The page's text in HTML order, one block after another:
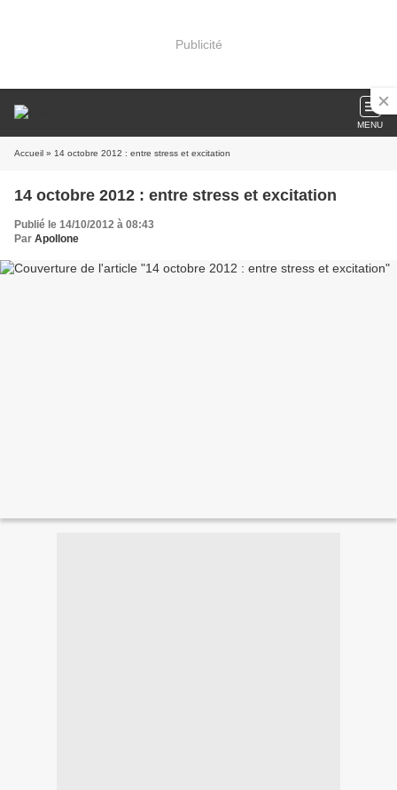
Publicité
MENU
Accueil » 14 octobre 2012 : entre stress et excitation
14 octobre 2012 : entre stress et excitation
Publié le 14/10/2012 à 08:43
Par Apollone